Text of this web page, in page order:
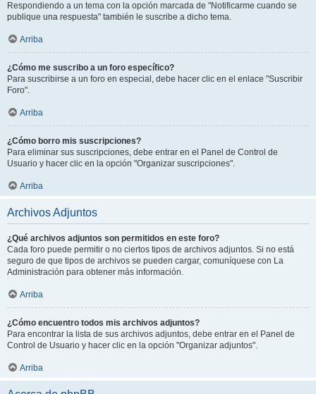
Respondiendo a un tema con la opción marcada de "Notificarme cuando se
publique una respuesta" también le suscribe a dicho tema.
Arriba
¿Cómo me suscribo a un foro específico?
Para suscribirse a un foro en especial, debe hacer clic en el enlace "Suscribir
Foro".
Arriba
¿Cómo borro mis suscripciones?
Para eliminar sus suscripciones, debe entrar en el Panel de Control de
Usuario y hacer clic en la opción "Organizar suscripciones".
Arriba
Archivos Adjuntos
¿Qué archivos adjuntos son permitidos en este foro?
Cada foro puede permitir o no ciertos tipos de archivos adjuntos. Si no está
seguro de que tipos de archivos se pueden cargar, comuníquese con La
Administración para obtener más información.
Arriba
¿Cómo encuentro todos mis archivos adjuntos?
Para encontrar la lista de sus archivos adjuntos, debe entrar en el Panel de
Control de Usuario y hacer clic en la opción "Organizar adjuntos".
Arriba